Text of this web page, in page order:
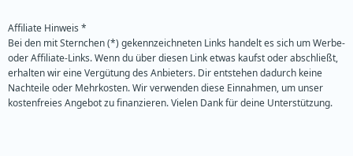
Affiliate Hinweis *
Bei den mit Sternchen (*) gekennzeichneten Links handelt es sich um Werbe-
oder Affiliate-Links. Wenn du über diesen Link etwas kaufst oder abschließt,
erhalten wir eine Vergütung des Anbieters. Dir entstehen dadurch keine
Nachteile oder Mehrkosten. Wir verwenden diese Einnahmen, um unser
kostenfreies Angebot zu finanzieren. Vielen Dank für deine Unterstützung.